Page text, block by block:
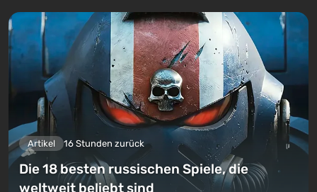
Artikel 16 Stunden zurück
Die 18 besten russischen Spiele, die
weltweit beliebt sind